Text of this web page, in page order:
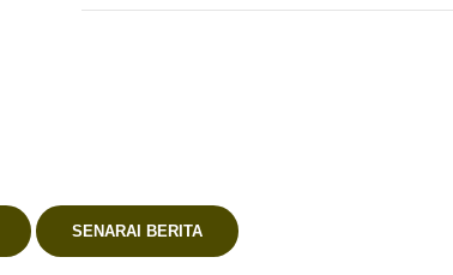
SENARAI BERITA